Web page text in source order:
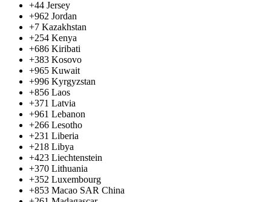
+44 Jersey
+962 Jordan
+7 Kazakhstan
+254 Kenya
+686 Kiribati
+383 Kosovo
+965 Kuwait
+996 Kyrgyzstan
+856 Laos
+371 Latvia
+961 Lebanon
+266 Lesotho
+231 Liberia
+218 Libya
+423 Liechtenstein
+370 Lithuania
+352 Luxembourg
+853 Macao SAR China